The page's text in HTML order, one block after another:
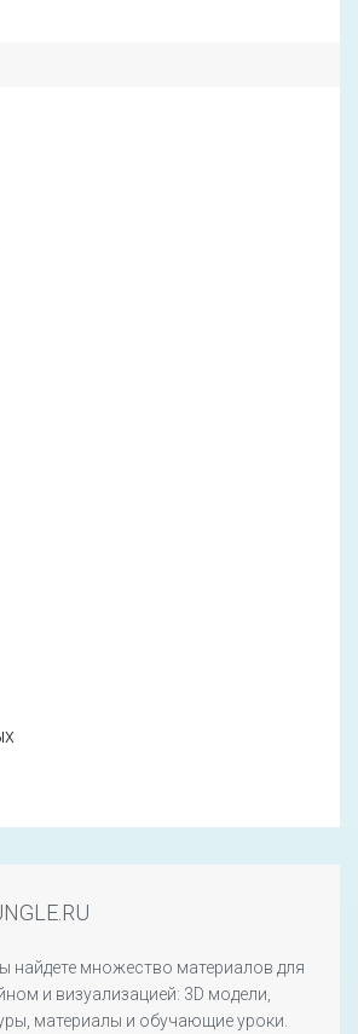
найдете множество материалов для
и визуализацией: 3D модели,
материалы и обучающие уроки.